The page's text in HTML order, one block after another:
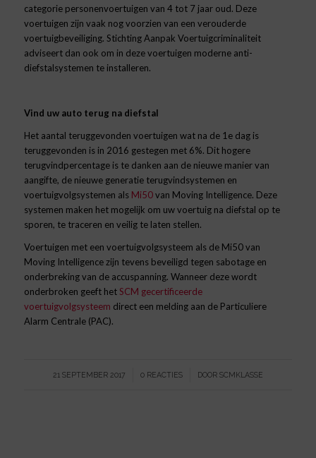
categorie personenvoertuigen van 4 tot 7 jaar oud. Deze
voertuigen zijn vaak nog voorzien van een verouderde
voertuigbeveiliging. Stichting Aanpak Voertuigcriminaliteit
adviseert dan ook om in deze voertuigen moderne anti-
diefstalsystemen te installeren.
Vind uw auto terug na diefstal
Het aantal teruggevonden voertuigen wat na de 1e dag is
teruggevonden is in 2016 gestegen met 6%. Dit hogere
terugvindpercentage is te danken aan de nieuwe manier van
aangifte, de nieuwe generatie terugvindsystemen en
voertuigvolgsystemen als Mi50van Moving Intelligence. Deze
systemen maken het mogelijk om uw voertuig na diefstal op te
sporen, te traceren en veilig te laten stellen.
Voertuigen met een voertuigvolgsysteem als de Mi50 van
Moving Intelligence zijn tevens beveiligd tegen sabotage en
onderbreking van de accuspanning. Wanneer deze wordt
onderbroken geeft hetSCM gecertificeerde
voertuigvolgsysteem direct een melding aan de Particuliere
Alarm Centrale (PAC).
21 SEPTEMBER 2017
/ 0 REACTIES
/ DOOR SCMKLASSE